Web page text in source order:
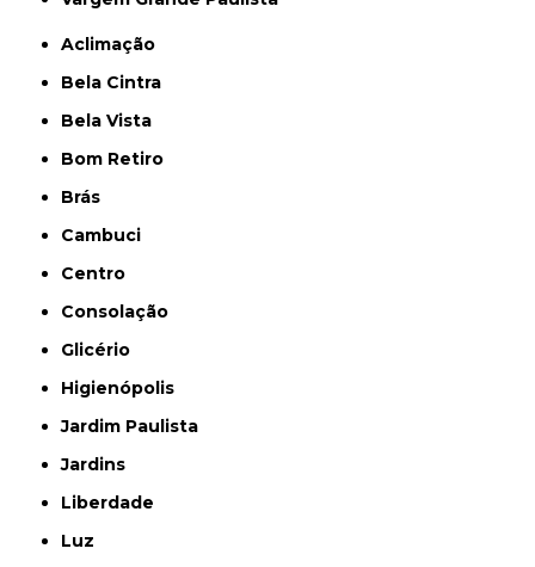
Aclimação
Bela Cintra
Bela Vista
Bom Retiro
Brás
Cambuci
Centro
Consolação
Glicério
Higienópolis
Jardim Paulista
Jardins
Liberdade
Luz